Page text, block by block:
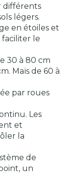
différents
légers.
en étoiles et
le
30 à 80 cm
Maïs de 60 à
par roues
Les
et
la
de
un